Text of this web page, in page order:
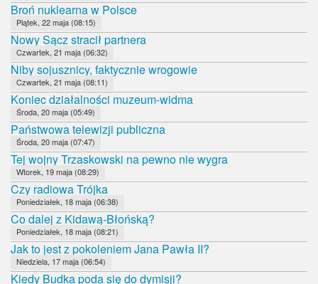
Broń nuklearna w Polsce
Piątek, 22 maja (08:15)
Nowy Sącz stracił partnera
Czwartek, 21 maja (06:32)
Niby sojusznicy, faktycznie wrogowie
Czwartek, 21 maja (08:11)
Koniec działalności muzeum-widma
Środa, 20 maja (05:49)
Państwowa telewizji publiczna
Środa, 20 maja (07:47)
Tej wojny Trzaskowski na pewno nie wygra
Wtorek, 19 maja (08:29)
Czy radiowa Trójka
Poniedziałek, 18 maja (06:38)
Co dalej z Kidawą-Błońską?
Poniedziałek, 18 maja (08:21)
Jak to jest z pokoleniem Jana Pawła II?
Niedziela, 17 maja (06:54)
Kiedy Budka poda się do dymisji?